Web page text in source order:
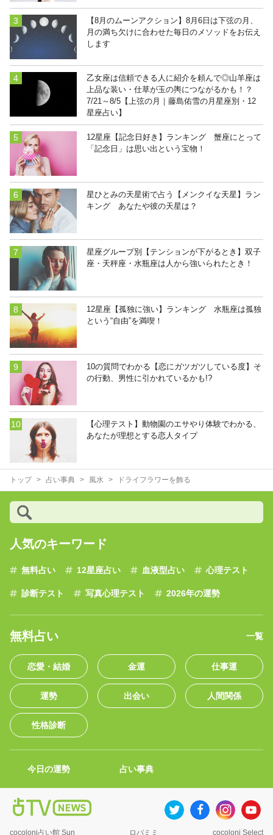
【8月のムーンアクション】8月6日は下弦の月、
月の満ち欠けに合わせた毎日のメソッドをお伝え
します
乙女座は信頼できる人に紹介を頼んで◎山羊座は
上品な装い・仕草が玉の輿につながるかも！？
7/21～8/5【上弦の月｜藤島佑雪の月星座別・12
星座占い】
12星座【記念日好き】ランキング 蟹座にとって
「記念日」は思い出という宝物！
星ひとみの天星術で占う【メンクイな天星】ラン
キング あなたや彼の天星は？
星座グループ別【テンションが下がるとき】双子
座・天秤座・水瓶座は人から強いられたとき！
12星座【孤独に強い】ランキング 水瓶座は孤独
という“自由”を満喫！
10の質問でわかる【恋にガツガツしている度】そ
の行動、男性に引かれているかも!?
【心理テスト】動物園のエサやり体験でわかる、
あなたが理想とする恋人タイプ
トップ 占い事典 風水 ドライフラワーを飾る
人気のキーワード
無料占い 12星座占い 血液型占い 心理テスト
診断テスト 写真心理テスト 2026年の運勢
無料占い 一覧
恋愛・結婚 金運 仕事運
運勢 出会い 人間関係
性格診断
今日の運勢 占い事典
cocoloni占い館 Sun ロバミミ cocoloni Select